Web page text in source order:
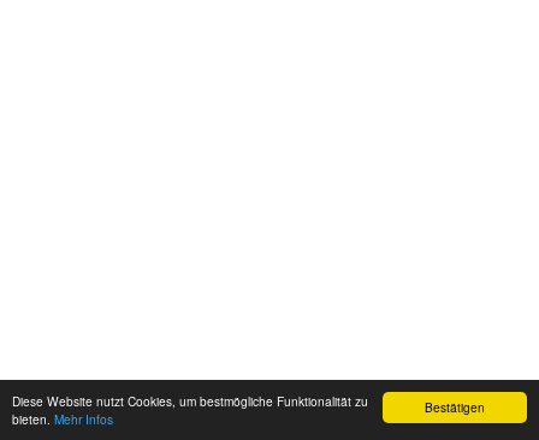
Bestätigen
Diese Website nutzt Cookies, um bestmögliche Funktionalität zu
bieten. Mehr Infos